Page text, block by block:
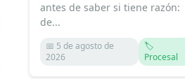
antes de saber si tiene razón:
de...
📅 5 de agosto de
2026
🏷️
Procesal